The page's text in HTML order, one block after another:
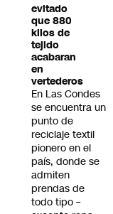
evitado
que 880
kilos de
tejido
acabaran
en
vertederos
En Las Condes
se encuentra un
punto de
reciclaje textil
pionero en el
país, donde se
admiten
prendas de
todo tipo –